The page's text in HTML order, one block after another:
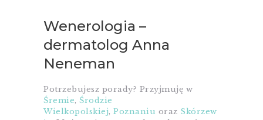
Wenerologia –
dermatolog Anna
Neneman
Potrzebujesz porady? Przyjmuję w
Śremie, Środzie
Wielkopolskiej, Poznaniu oraz Skórzew